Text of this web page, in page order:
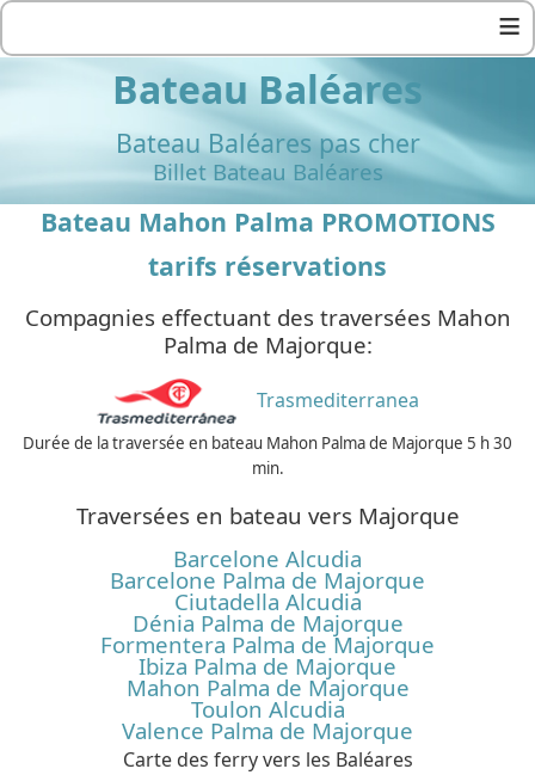
≡
Bateau Baléares
Bateau Baléares pas cher
Billet Bateau Baléares
Bateau Mahon Palma PROMOTIONS
tarifs réservations
Compagnies effectuant des traversées Mahon
Palma de Majorque:
Trasmediterranea
Durée de la traversée en bateau Mahon Palma de Majorque 5 h 30
min.
Traversées en bateau vers Majorque
Barcelone Alcudia
Barcelone Palma de Majorque
Ciutadella Alcudia
Dénia Palma de Majorque
Formentera Palma de Majorque
Ibiza Palma de Majorque
Mahon Palma de Majorque
Toulon Alcudia
Valence Palma de Majorque
Carte des ferry vers les Baléares